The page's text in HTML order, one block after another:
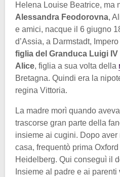
Helena Louise Beatrice, ma
Alessandra Feodorovna,
e amici, nacque il 6 giugno
d’Assia, a Darmstadt,
figlia del Granduca Luigi
Alice, figlia a sua volta della
Bretagna. Quindi era la
regina Vittoria.
La madre morì quando
trascorse gran parte della
insieme ai cugini. Dopo aver
casa, frequentò prima
Heidelberg. Qui conseguì il
Insieme al padre e ai parenti